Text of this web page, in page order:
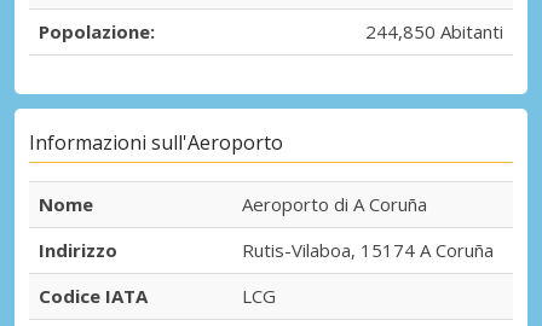
Popolazione: 244,850 Abitanti
Informazioni sull'Aeroporto
Nome
Aeroporto di A Coruña
Indirizzo
Rutis-Vilaboa, 15174 A Coruña
Codice IATA
LCG